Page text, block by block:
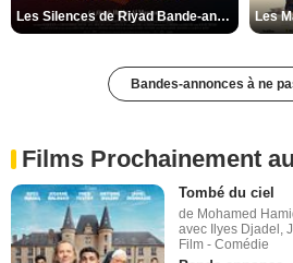
Les Silences de Riyad Bande-annonce VO STFR
Bandes-annonces à ne
Films Prochainement
Tombé du ciel
de Mohamed
avec Ilyes Djadel,
Film - Comédie